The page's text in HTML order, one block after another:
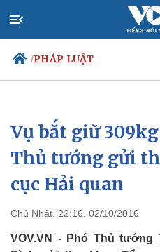
/PHÁP LUẬT
Chính trị
Đảng
Tổ chức nhân sự
Quốc hội
Nhận diện sự thật
Vụ bắt giữ
Thủ tướng gửi
cục Hải quan
Chủ Nhật, 22:16, 02/10/2016
VOV.VN - Phó Thủ